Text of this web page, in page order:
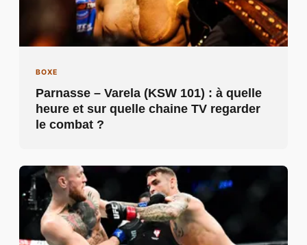
BOXE
Parnasse – Varela (KSW 101) : à quelle
heure et sur quelle chaine TV regarder
le combat ?